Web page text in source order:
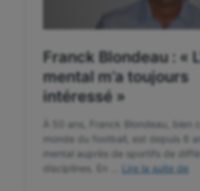
Randonnée / Marche
Sarbacane
Sauvetage sportif
Sport adapté
Sport handicap
Sport santé